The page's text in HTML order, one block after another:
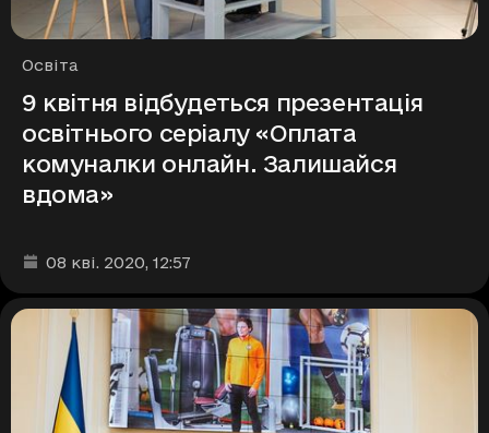
Рубрики
Освіта
9 квітня відбудеться презентація
освітнього серіалу «Оплата
комуналки онлайн. Залишайся
вдома»
Дата та час публікації
08 кві. 2020, 12:57